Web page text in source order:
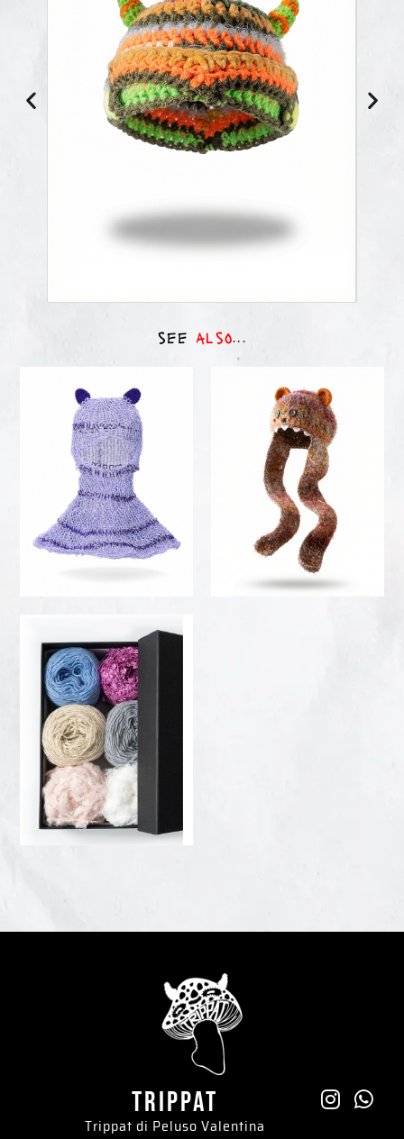
see also...
accessories
BALACLAVA IBOGAINA
110,00€
VIEW
DETAILS
oni®
– WILD LEO RITUAL
130,00€
VIEW
DETAILS
accessories
TRIPPAT × VIMAR1991
— KIT CANDY
70,00€
VIEW
DETAILS
trippat
Trippat di Peluso Valentina